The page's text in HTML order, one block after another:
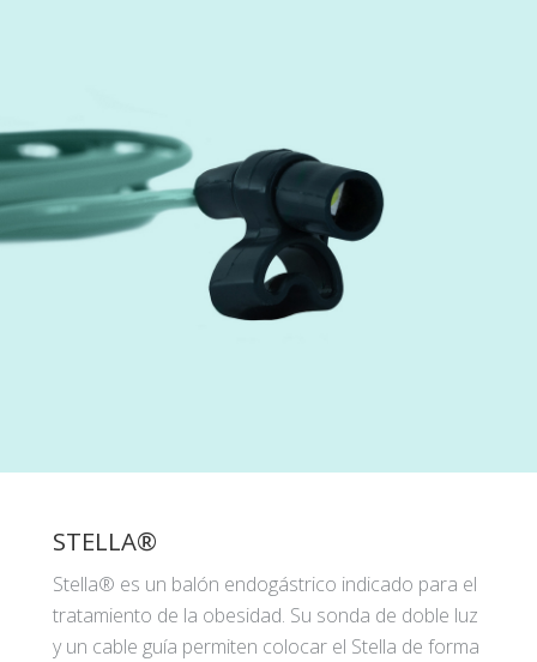
STELLA®
Stella® es un balón endogástrico indicado para el
tratamiento de la obesidad. Su sonda de doble luz
y un cable guía permiten colocar el Stella de forma